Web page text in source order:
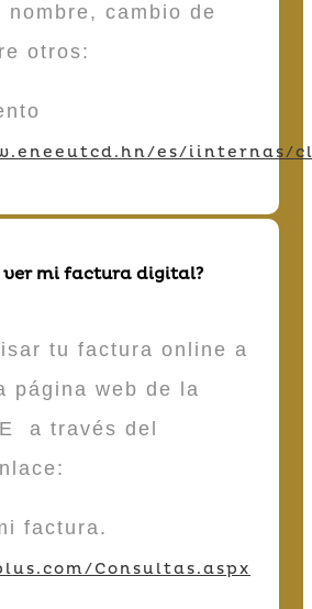
nombre, cambio de
otros:
es/iinternas/
ver mi factura digital?
tu factura online a
página web de la
a través del
factura.
Consultas.aspx